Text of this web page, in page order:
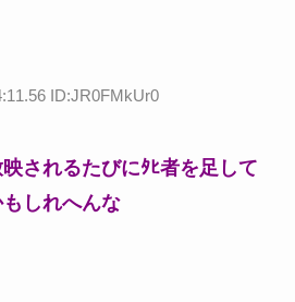
ID:JR0FMkUr0
されるたびにﾀﾋ者を足して
しれへんな